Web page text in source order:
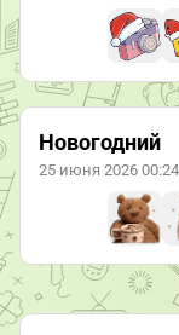
Новогодний
25 июня 2026 00:24